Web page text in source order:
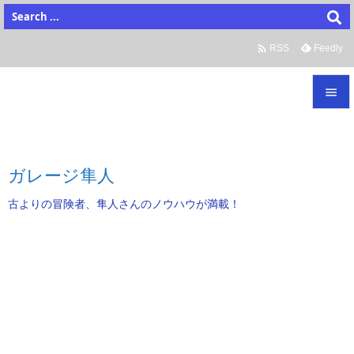
ガレージ隼人
古よりの冒険者、隼人さんのノウハウが満載！

 RSS Feedly